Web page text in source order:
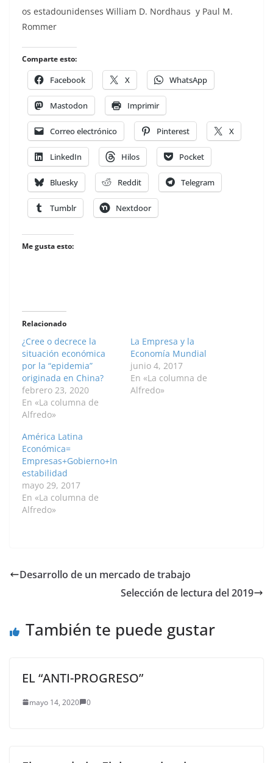
os estadounidenses William D. Nordhaus y Paul M.
Rommer
Comparte esto:
Facebook X WhatsApp
Mastodon Imprimir
Correo electrónico Pinterest X
LinkedIn Hilos Pocket
Bluesky Reddit Telegram
Tumblr Nextdoor
Me gusta esto:
Relacionado
¿Cree o decrece la
situación económica
por la “epidemia”
originada en China?
febrero 23, 2020
En «La columna de
Alfredo»
La Empresa y la
Economía Mundial
junio 4, 2017
En «La columna de
Alfredo»
América Latina
Económica=
Empresas+Gobierno+In
estabilidad
mayo 29, 2017
En «La columna de
Alfredo»
Desarrollo de un mercado de trabajo
Selección de lectura del 2019
También te puede gustar
EL “ANTI-PROGRESO”
mayo 14, 2020 0